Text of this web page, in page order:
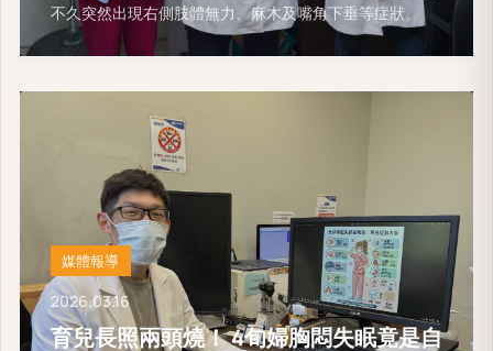
不久突然出現右側肢體無力、麻木及嘴角下垂等症狀。
媒體報導
2026.03.16
育兒長照兩頭燒！ 4旬婦胸悶失眠竟是自